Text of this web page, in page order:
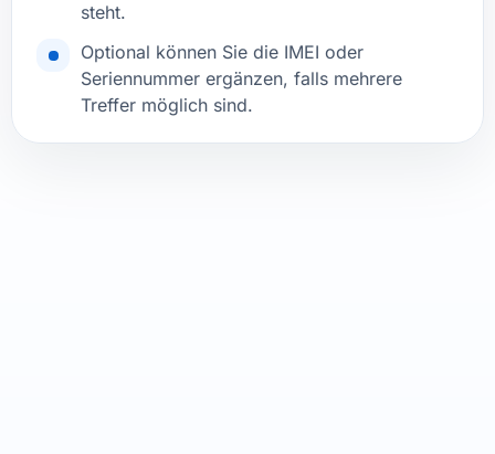
steht.
Optional können Sie die IMEI oder
Seriennummer ergänzen, falls mehrere
Treffer möglich sind.